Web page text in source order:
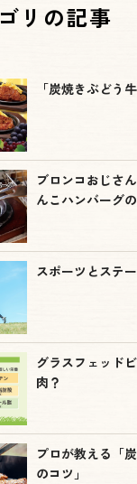
リの記事
「炭焼きぶどう
ブロンコおじさ
んこハンバーグ
スポーツとステ
グラスフェッド
肉？
プロが教える「
のコツ」